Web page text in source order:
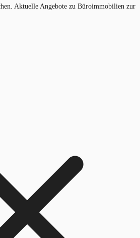
Aktuelle Angebote zu Büroimmobilien zur